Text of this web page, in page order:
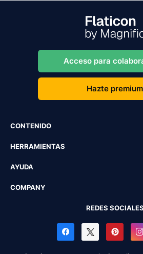
Acceso para
Hazte premium
CONTENIDO
HERRAMIENTAS
AYUDA
COMPANY
REDES SOCIALES